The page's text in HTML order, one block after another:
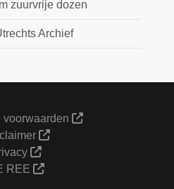
zuurvrije dozen
Archief
voorwaarden
REE